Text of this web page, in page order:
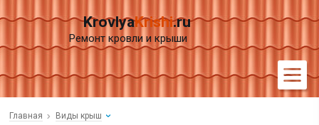
KrovlyaKrishi.ru
Ремонт кровли и крыши
Главная Виды крыш